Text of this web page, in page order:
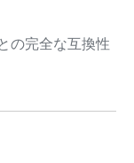
の完全な互換性